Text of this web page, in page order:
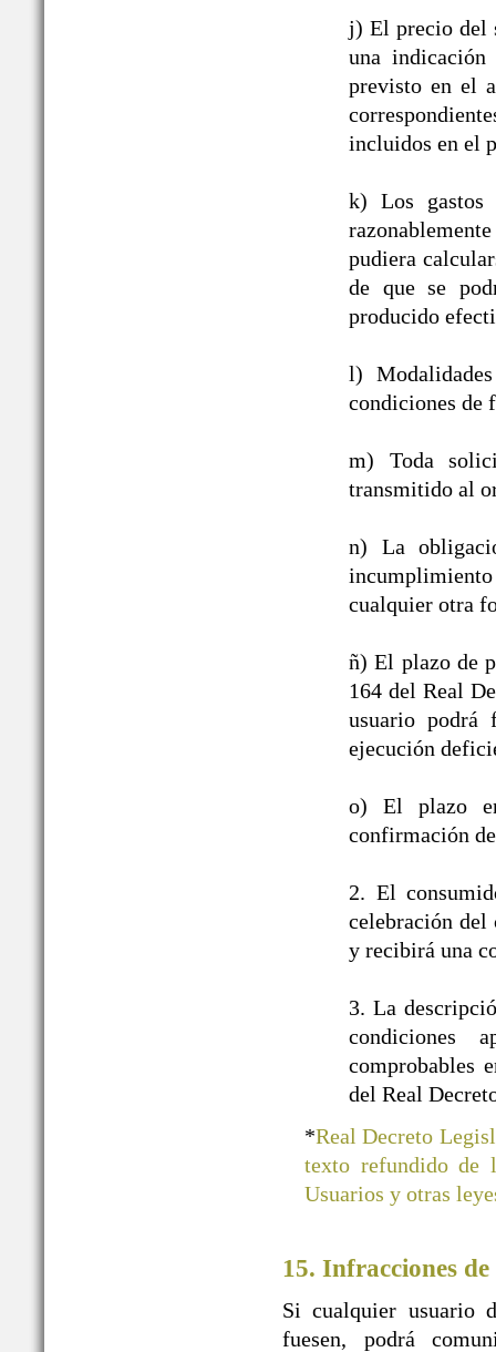
j) El precio del
una
previsto en el
incluidos en el
k) Los gastos
pudiera
de que se
producido
l)
condiciones de
m) Toda
transmitido al
n) La
cualquier otra
ñ) El plazo de
164 del Real
usuario podrá
ejecución
o) El plazo
confirmación
2. El
celebración del
y recibirá una
3. La
condiciones
comprobables
del Real
*Real Decreto
texto refundido de
Usuarios y otras
15. Infracciones de
Si cualquier usuario
fuesen, podrá